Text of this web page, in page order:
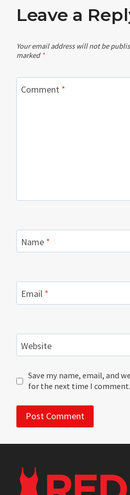
Leave a
Your email address will not be
marked *
Comment *
Name *
Email *
Website
Save my name, email, and
for the next time I comment.